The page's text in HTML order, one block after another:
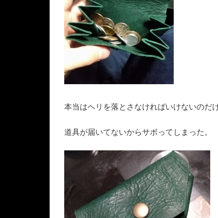
本当はヘリを落とさなければいけないのだ
道具が届いてないからサボってしまった。